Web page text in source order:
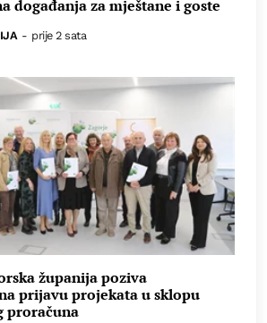
događanja za mještane i goste
- prije 2 sata
županija poziva
prijavu projekata u sklopu
proračuna